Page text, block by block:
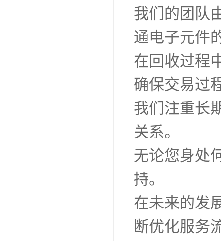
我们的团队
通电子元件
在回收过程
确保交易过
我们注重长
关系。
无论您身处
持。
在未来的发
断优化服务